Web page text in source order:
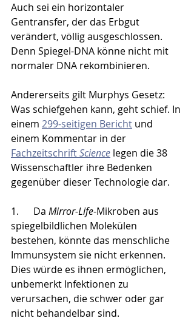
Auch sei ein horizontaler
Gentransfer, der das Erbgut
verändert, völlig ausgeschlossen.
Denn Spiegel-DNA könne nicht mit
normaler DNA rekombinieren.
Andererseits gilt Murphys Gesetz:
Was schiefgehen kann, geht schief. In
einem 299-seitigen Bericht und
einem Kommentar in der
Fachzeitschrift Science legen die 38
Wissenschaftler ihre Bedenken
gegenüber dieser Technologie dar.
1.      Da Mirror-Life-Mikroben aus
spiegelbildlichen Molekülen
bestehen, könnte das menschliche
Immunsystem sie nicht erkennen.
Dies würde es ihnen ermöglichen,
unbemerkt Infektionen zu
verursachen, die schwer oder gar
nicht behandelbar sind.​